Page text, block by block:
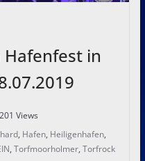
in
Views
, Hafen, Heiligenhafen,
, Torfmoorholmer, Torfrock